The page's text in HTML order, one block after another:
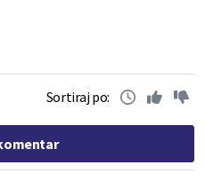
Sortiraj po: